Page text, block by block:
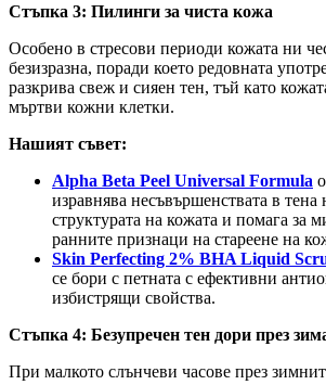
Стъпка 3: Пилинги за чиста кожа
Особено в стресови периоди кожата ни
безизразна, поради което редовната
разкрива свеж и сияен тен, тъй като
мъртви кожни клетки.
Нашият съвет:
Alpha Beta Peel Universal Formula
изравнява несъвършенствата в тена
структурата на кожата и помага за
ранните признаци на стареене на
Skin Perfecting 2% BHA Liquid
се бори с петната с ефективни
избистрящи свойства.
Стъпка 4: Безупречен тен дори през
При малкото слънчеви часове през